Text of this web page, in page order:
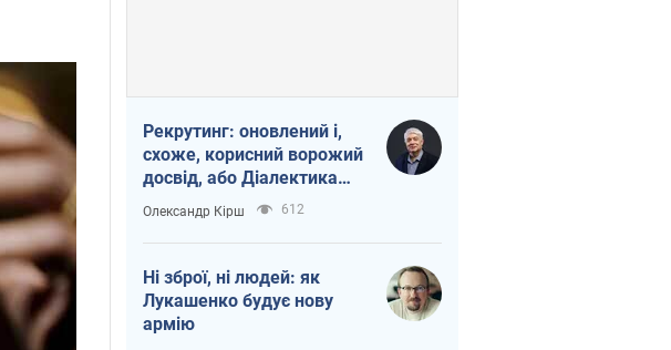
Рекрутинг: оновлений і,
схоже, корисний ворожий
досвід, або Діалектика
вибагливого боягузтва
Олександр Кірш 612
Ні зброї, ні людей: як
Лукашенко будує нову
армію